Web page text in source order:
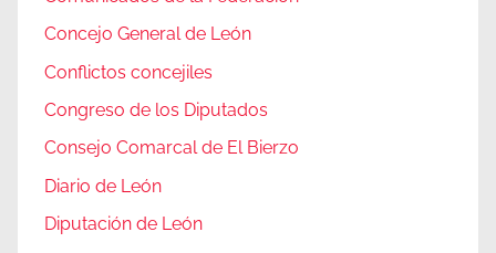
Concejo General de León
Conflictos concejiles
Congreso de los Diputados
Consejo Comarcal de El Bierzo
Diario de León
Diputación de León